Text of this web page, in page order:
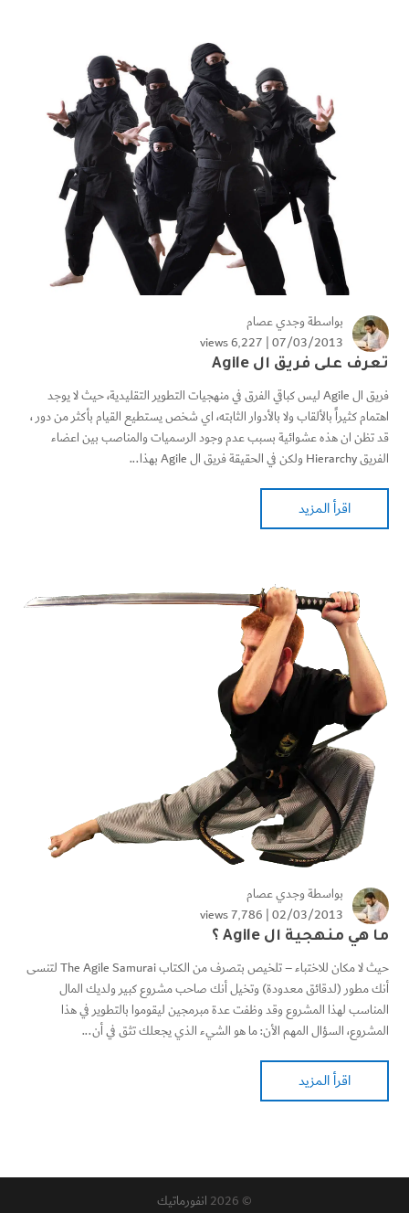
بواسطةوجدي عصام
07/03/2013 | 6٬227 views
تعرف على فريق ال Agile
فريق ال Agile ليس كباقي الفرق في منهجيات التطوير التقليدية، حيث لا يوجد
اهتمام كثيراً بالألقاب ولا بالأدوار الثابته، اي شخص يستطيع القيام بأكثر من دور ،
قد تظن ان هذه عشوائية بسبب عدم وجود الرسميات والمناصب بين اعضاء
الفريق Hierarchy ولكن في الحقيقة فريق ال Agile بهذا...
اقرأ المزيد
بواسطةوجدي عصام
02/03/2013 | 7٬786 views
ما هي منهجية ال Agile ؟
حيث لا مكان للاختباء – تلخيص بتصرف من الكتاب The Agile Samurai لتنسى
أنك مطور (لدقائق معدودة) وتخيل أنك صاحب مشروع كبير ولديك المال
المناسب لهذا المشروع وقد وظفت عدة مبرمجين ليقوموا بالتطوير في هذا
المشروع، السؤال المهم الأن: ما هو الشيء الذي يجعلك تثق في أن...
اقرأ المزيد
© 2026 انفورماتيك